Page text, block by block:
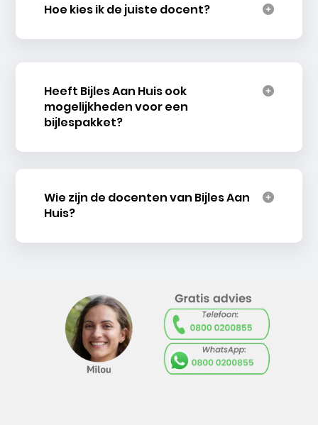
Hoe kies ik de juiste docent?
Heeft Bijles Aan Huis ook
mogelijkheden voor een
bijlespakket?
Wie zijn de docenten van Bijles Aan
Huis?